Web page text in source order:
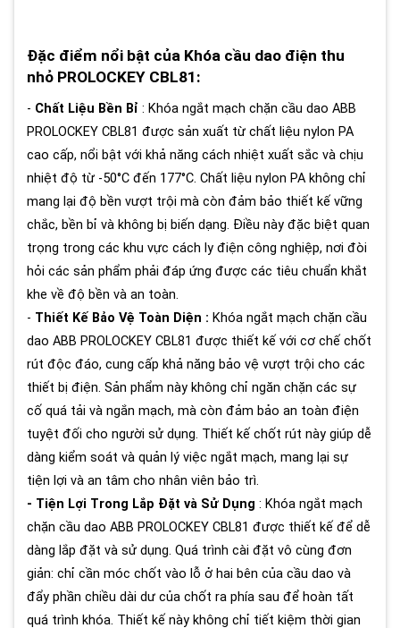
Đặc điểm nổi bật của Khóa cầu dao điện thu
nhỏ PROLOCKEY CBL81:
- Chất Liệu Bền Bỉ : Khóa ngắt mạch chặn cầu dao ABB
PROLOCKEY CBL81 được sản xuất từ chất liệu nylon PA
cao cấp, nổi bật với khả năng cách nhiệt xuất sắc và chịu
nhiệt độ từ -50°C đến 177°C. Chất liệu nylon PA không chỉ
mang lại độ bền vượt trội mà còn đảm bảo thiết kế vững
chắc, bền bỉ và không bị biến dạng. Điều này đặc biệt quan
trọng trong các khu vực cách ly điện công nghiệp, nơi đòi
hỏi các sản phẩm phải đáp ứng được các tiêu chuẩn khắt
khe về độ bền và an toàn.
- Thiết Kế Bảo Vệ Toàn Diện : Khóa ngắt mạch chặn cầu
dao ABB PROLOCKEY CBL81 được thiết kế với cơ chế chốt
rút độc đáo, cung cấp khả năng bảo vệ vượt trội cho các
thiết bị điện. Sản phẩm này không chỉ ngăn chặn các sự
cố quá tải và ngắn mạch, mà còn đảm bảo an toàn điện
tuyệt đối cho người sử dụng. Thiết kế chốt rút này giúp dễ
dàng kiểm soát và quản lý việc ngắt mạch, mang lại sự
tiện lợi và an tâm cho nhân viên bảo trì.
- Tiện Lợi Trong Lắp Đặt và Sử Dụng : Khóa ngắt mạch
chặn cầu dao ABB PROLOCKEY CBL81 được thiết kế để dễ
dàng lắp đặt và sử dụng. Quá trình cài đặt vô cùng đơn
giản: chỉ cần móc chốt vào lỗ ở hai bên của cầu dao và
đẩy phần chiều dài dư của chốt ra phía sau để hoàn tất
quá trình khóa. Thiết kế này không chỉ tiết kiệm thời gian